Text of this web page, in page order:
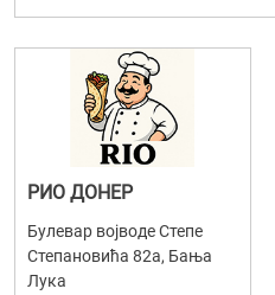
РИО ДОНЕР
Булевар војводе Степе
Степановића 82а, Бања
Лука